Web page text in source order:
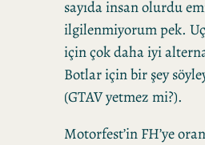
sayıda insan olurdu
ilgilenmiyorum pek.
için çok daha iyi
Botlar için bir şey
(GTAV yetmez mi?).
Motorfest’in FH’ye